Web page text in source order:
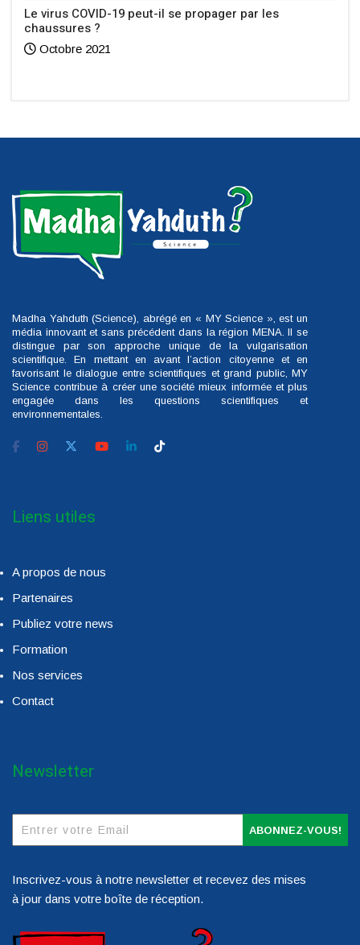
Le virus COVID-19 peut-il se propager par les
chaussures ?
Octobre 2021
Madha Yahduth (Science), abrégé en « MY Science », est un
média innovant et sans précédent dans la région MENA. Il se
distingue par son approche unique de la vulgarisation
scientifique. En mettant en avant l’action citoyenne et en
favorisant le dialogue entre scientifiques et grand public, MY
Science contribue à créer une société mieux informée et plus
engagée dans les questions scientifiques et
environnementales.
Liens utiles
A propos de nous
Partenaires
Publiez votre news
Formation
Nos services
Contact
Newsletter
ABONNEZ-VOUS!
Inscrivez-vous à notre newsletter et recevez des mises
à jour dans votre boîte de réception.